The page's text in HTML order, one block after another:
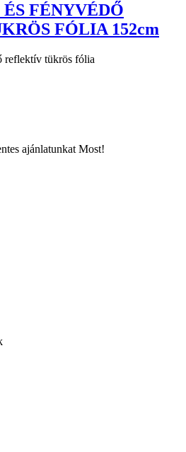
FÉNYVÉDŐ
FÓLIA 152cm
reflektív tükrös fólia
ajánlatunkat Most!